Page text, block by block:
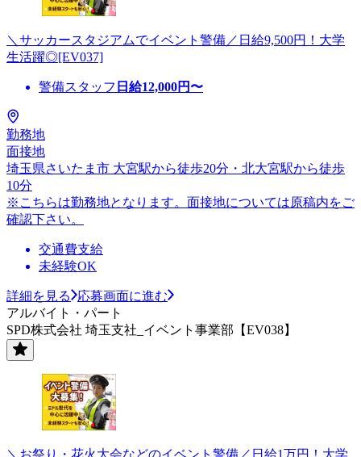
＼サッカースタジアムでイベント警備／日給9,500円！大学
生活躍◎[EV037]
警備スタッフ 日給12,000円〜
勤務地
面接地
埼玉県さいたま市 大宮駅から徒歩20分・北大宮駅から徒歩
10分
※こちらは勤務地となります。面接地については原稿内をご
確認下さい。
交通費支給
未経験OK
詳細を見る
応募画面に進む
アルバイト・パート
SPD株式会社 埼玉支社_イベント事業部【EV038】
＼お祭り・花火大会などのイベント警備／日給1万円！大学